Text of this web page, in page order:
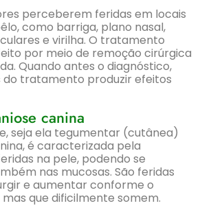
perceberem feridas em locais
como barriga, plano nasal,
e virilha. O tratamento
por meio de remoção cirúrgica
Quando antes o diagnóstico,
do tratamento produzir efeitos
canina
seja ela tegumentar (cutânea)
é caracterizada pela
na pele, podendo se
nas mucosas. São feridas
e aumentar conforme o
que dificilmente somem.